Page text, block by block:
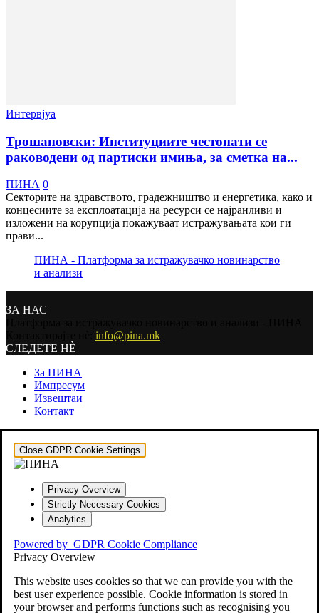
Интервјуа
Трошановски: Институциите честопати се
раководени од партиски имиња, за сметка на...
ПИНА 0
Секторите на здравството, градежништво и енергетика, како и
концесиите за експлоатација на ресурси се најранливи и
изложени на корупција покажуваат истражувањата кои ги
прави...
ПИНА - Платформа за истражувачко новинарство
и анализи
ЗА НАС
info@pina.mk
СЛЕДЕТЕ НЀ
За ПИНА
Импресум
Извештаи
Контакт
Close GDPR Cookie Settings
Privacy Overview
Strictly Necessary Cookies
Analytics
Powered by GDPR Cookie Compliance
Privacy Overview
This website uses cookies so that we can provide you with the
best user experience possible. Cookie information is stored in
your browser and performs functions such as recognising you